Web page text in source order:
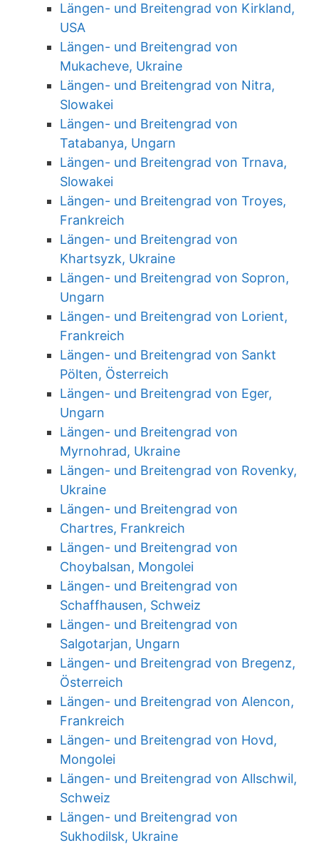
Längen- und Breitengrad von Kirkland,
USA
Längen- und Breitengrad von
Mukacheve, Ukraine
Längen- und Breitengrad von Nitra,
Slowakei
Längen- und Breitengrad von
Tatabanya, Ungarn
Längen- und Breitengrad von Trnava,
Slowakei
Längen- und Breitengrad von Troyes,
Frankreich
Längen- und Breitengrad von
Khartsyzk, Ukraine
Längen- und Breitengrad von Sopron,
Ungarn
Längen- und Breitengrad von Lorient,
Frankreich
Längen- und Breitengrad von Sankt
Pölten, Österreich
Längen- und Breitengrad von Eger,
Ungarn
Längen- und Breitengrad von
Myrnohrad, Ukraine
Längen- und Breitengrad von Rovenky,
Ukraine
Längen- und Breitengrad von
Chartres, Frankreich
Längen- und Breitengrad von
Choybalsan, Mongolei
Längen- und Breitengrad von
Schaffhausen, Schweiz
Längen- und Breitengrad von
Salgotarjan, Ungarn
Längen- und Breitengrad von Bregenz,
Österreich
Längen- und Breitengrad von Alencon,
Frankreich
Längen- und Breitengrad von Hovd,
Mongolei
Längen- und Breitengrad von Allschwil,
Schweiz
Längen- und Breitengrad von
Sukhodilsk, Ukraine